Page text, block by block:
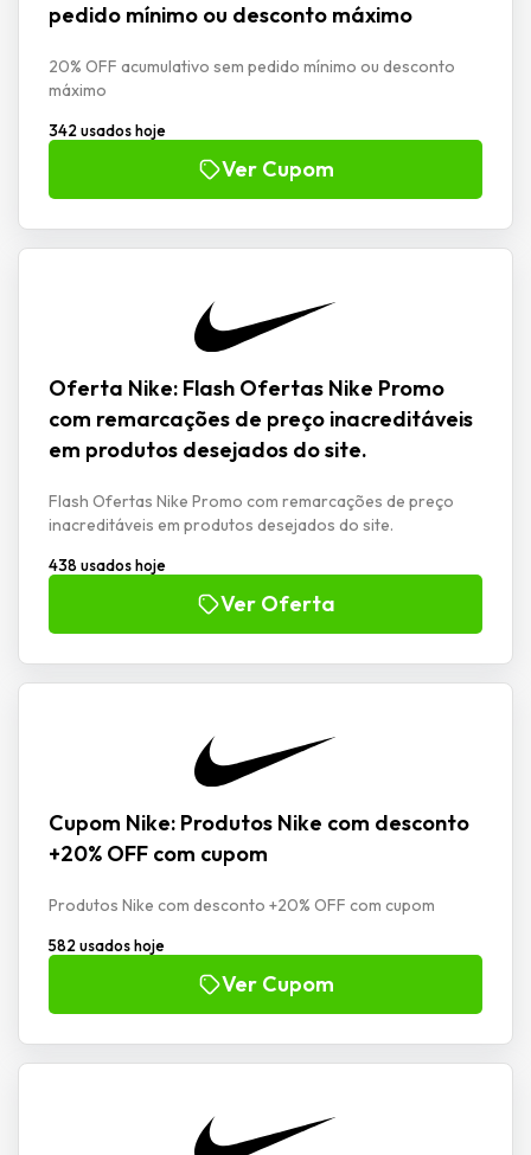
pedido mínimo ou desconto máximo
20% OFF acumulativo sem pedido mínimo ou desconto
máximo
342 usados hoje
Ver Cupom
Oferta Nike: Flash Ofertas Nike Promo
com remarcações de preço inacreditáveis
em produtos desejados do site.
Flash Ofertas Nike Promo com remarcações de preço
inacreditáveis em produtos desejados do site.
438 usados hoje
Ver Oferta
Cupom Nike: Produtos Nike com desconto
+20% OFF com cupom
Produtos Nike com desconto +20% OFF com cupom
582 usados hoje
Ver Cupom